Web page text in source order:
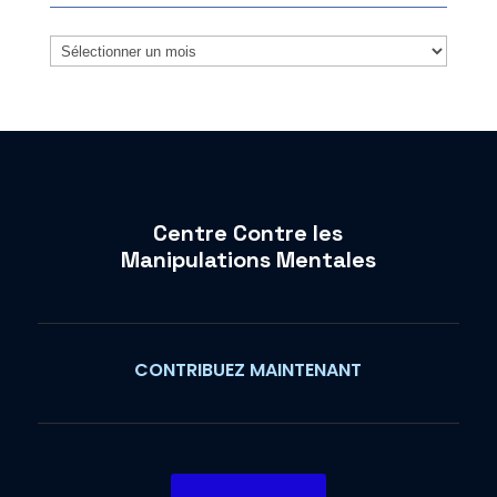
Archives
Centre Contre les
Manipulations Mentales
CONTRIBUEZ MAINTENANT